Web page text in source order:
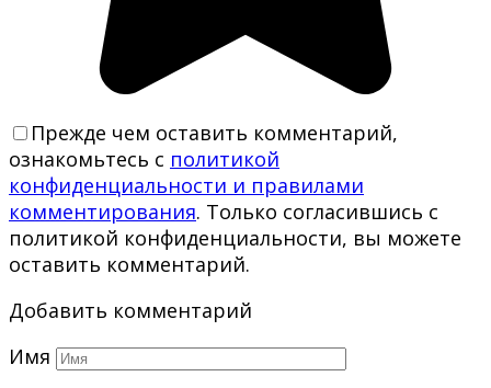
Прежде чем оставить комментарий,
ознакомьтесь с политикой
конфиденциальности и правилами
комментирования. Только согласившись с
политикой конфиденциальности, вы можете
оставить комментарий.
Добавить комментарий
Имя